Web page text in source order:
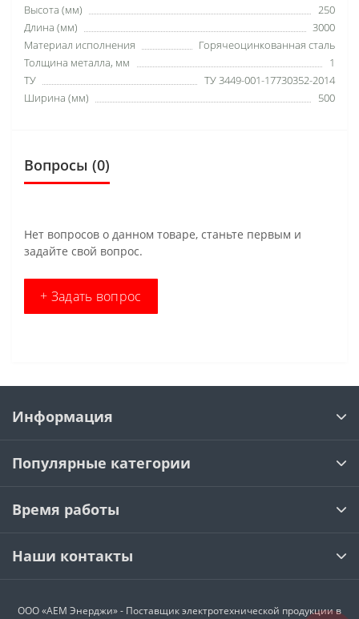
Высота (мм)
250
Длина (мм)
3000
Материал исполнения
Горячеоцинкованная сталь
Толщина металла, мм
1
ТУ
ТУ 3449-001-17730352-2014
Ширина (мм)
500
Вопросы (0)
Нет вопросов о данном товаре, станьте первым и
задайте свой вопрос.
+ Задать вопрос
Информация
Популярные категории
Время работы
Наши контакты
ООО «АЕМ Энерджи» - Поставщик электротехнической продукции в